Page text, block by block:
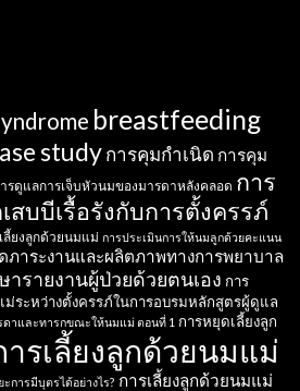
breastfeeding
studyการคุมกำเนิด การคุม
รดูแลการเจ็บหัวนมของมารดาหลังคลอด การ
สบบีเรื้อรังกับการตั้งครรภ์
ลี้ยงลูกด้วยนมแม่ การประเมินการให้นมลูกด้วยคะแนน
าระงานและผลิตภาพทางการพยาบาล
ารายงานผู้ป่วยด้วยตนเอง การ
ระหว่างตั้งครรภ์ในการอบรมหลักสูตรผู้ดูแล
ดาและทารกขณะให้นมแม่ ตอนที่ 1 การหยุดเลี้ยงลูก
ารเลี้ยงลูกด้วยนมแม่
การมีบุตรได้อย่างไร? การเลี้ยงลูกด้วยนมแม่